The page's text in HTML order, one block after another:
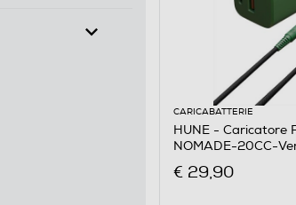
per Marca: AMAZFIT
CARICABATTERIE
HUNE - Caricatore
NOMADE-20CC-
€ 29,90